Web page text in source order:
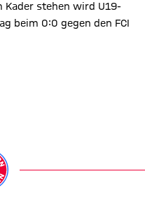
stehen wird U19-
beim 0:0 gegen den FCI